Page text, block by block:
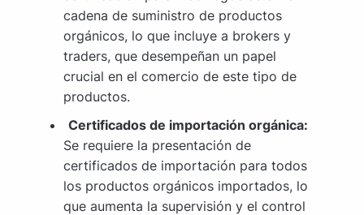
cadena de suministro de productos
orgánicos, lo que incluye a brokers y
traders, que desempeñan un papel
crucial en el comercio de este tipo de
productos.
Certificados de importación orgánica:
Se requiere la presentación de
certificados de importación para todos
los productos orgánicos importados, lo
que aumenta la supervisión y el control